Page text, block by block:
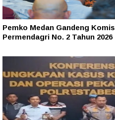
Pemko Medan Gandeng
Permendagri No. 2 Tahun 2026